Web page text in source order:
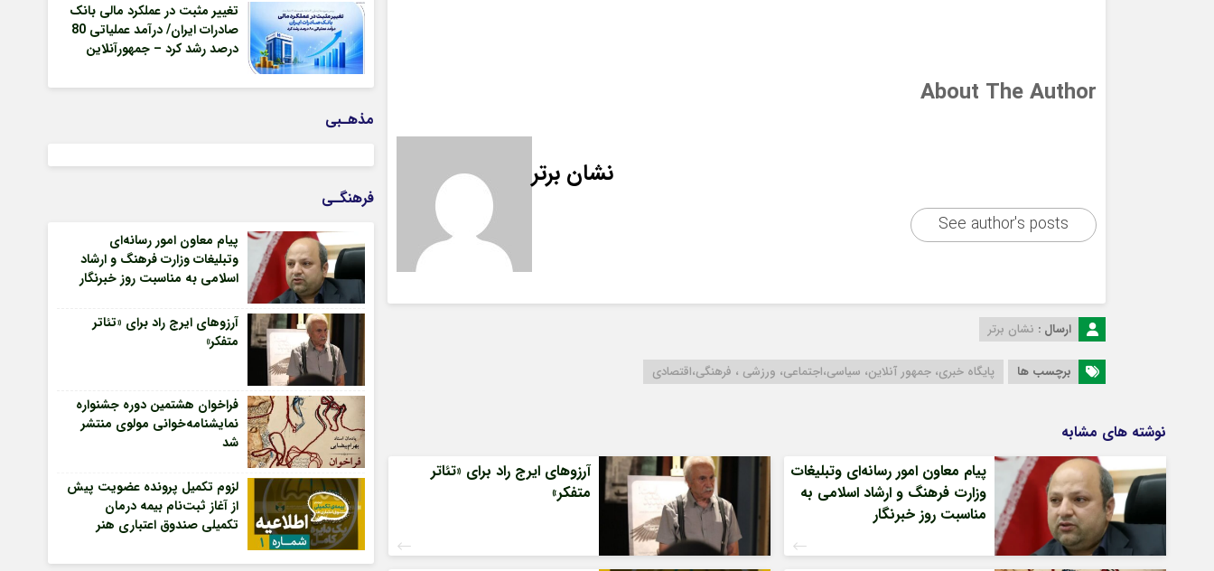
About The Author
نشان برتر
See author's posts
ارسال : نشان برتر
برچسب ها پایگاه خبری، جمهور آنلاین، سیاسی،اجتماعی، ورزشی ، فرهنگی،اقتصادی
نوشته های مشابه
پیام معاون امور رسانه‌ای وتبلیغات
وزارت فرهنگ و ارشاد اسلامی به
مناسبت روز خبرنگار
آرزوهای ایرج راد برای «تئاتر
متفکر»
تغییر مثبت در عملکرد مالی بانک
صادرات ایران/ درآمد عملیاتی 80
درصد رشد کرد – جمهورآنلاین
مذهـبی
فرهنگـی
پیام معاون امور رسانه‌ای
وتبلیغات وزارت فرهنگ و ارشاد
اسلامی به مناسبت روز خبرنگار
آرزوهای ایرج راد برای «تئاتر
متفکر»
فراخوان هشتمین دوره جشنواره
نمایشنامه‌خوانی مولوی منتشر
شد
لزوم تکمیل پرونده عضویت پیش
از آغاز ثبت‌نام بیمه درمان
تکمیلی صندوق اعتباری هنر